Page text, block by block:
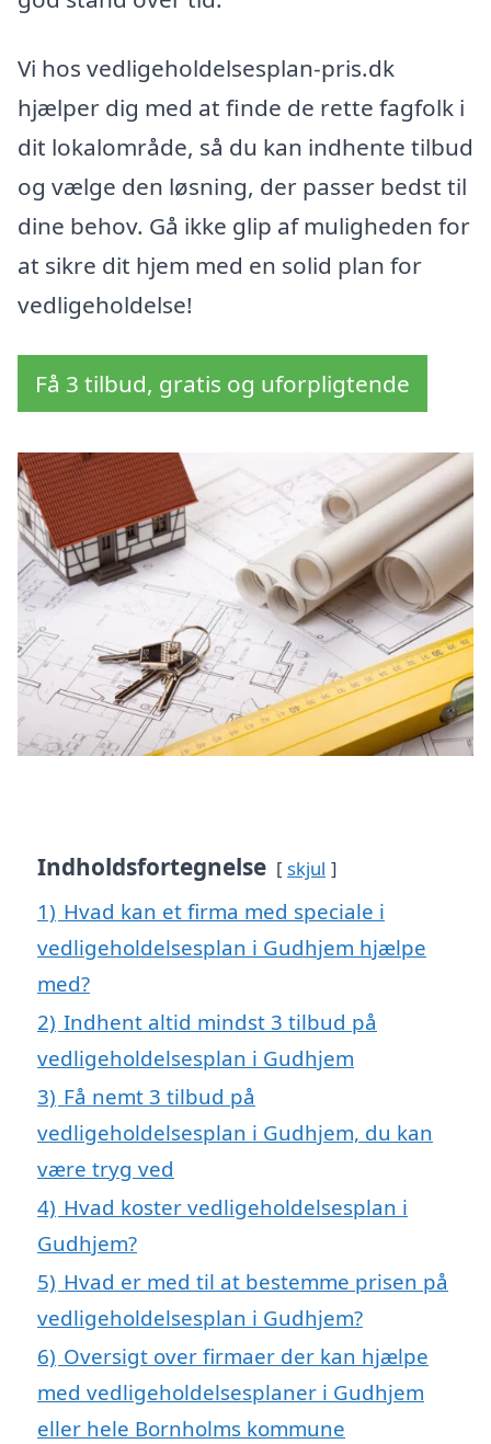
Vi hos vedligeholdelsesplan-pris.dk
hjælper dig med at finde de rette fagfolk i
dit lokalområde, så du kan indhente tilbud
og vælge den løsning, der passer bedst til
dine behov. Gå ikke glip af muligheden for
at sikre dit hjem med en solid plan for
vedligeholdelse!
Få 3 tilbud, gratis og uforpligtende
Indholdsfortegnelse skjul
1) Hvad kan et firma med speciale i
vedligeholdelsesplan i Gudhjem hjælpe
med?
2) Indhent altid mindst 3 tilbud på
vedligeholdelsesplan i Gudhjem
3) Få nemt 3 tilbud på
vedligeholdelsesplan i Gudhjem, du kan
være tryg ved
4) Hvad koster vedligeholdelsesplan i
Gudhjem?
5) Hvad er med til at bestemme prisen på
vedligeholdelsesplan i Gudhjem?
6) Oversigt over firmaer der kan hjælpe
med vedligeholdelsesplaner i Gudhjem
eller hele Bornholms kommune